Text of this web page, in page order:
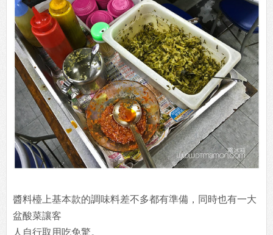
醬料檯上基本款的調味料差不多都有準備，同時也有一大
盆酸菜讓客
人自行取用吃免驚。